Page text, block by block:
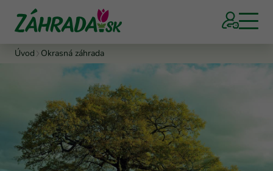
Úvod Okrasná záhrada